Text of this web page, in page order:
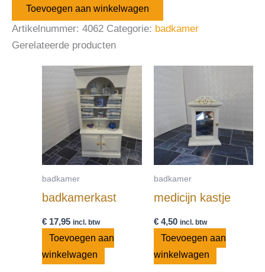
Toevoegen aan winkelwagen
Artikelnummer: 4062 Categorie: badkamer
Gerelateerde producten
badkamer
badkamerkast
€ 17,95 incl. btw
Toevoegen aan
winkelwagen
badkamer
medicijn kastje
€4,50 incl. btw
Toevoegen aan
winkelwagen